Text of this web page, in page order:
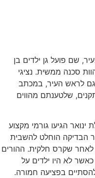
שם פועל גן ילדים בן
להוות סכנה ממשית. נציגי
גם לראש העיר, במכתב
שלטענתם מהווים
הגיעו גורמי מקצוע
הבדיקה הוחלט להשבית
שקרס חלקית. ההורים
לא היו ילדים על
בפציעה חמורה.